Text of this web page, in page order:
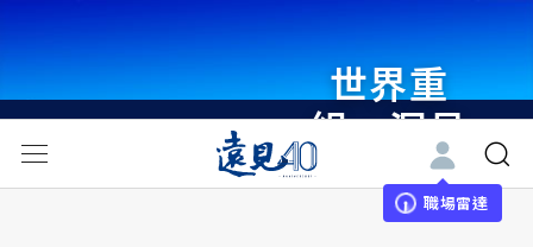
世界重
組・洞見
未來 與
世界領袖
職場雷達